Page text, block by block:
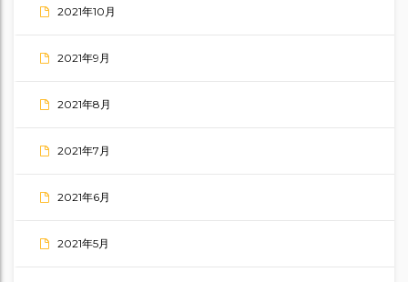
2021年10月
2021年9月
2021年8月
2021年7月
2021年6月
2021年5月